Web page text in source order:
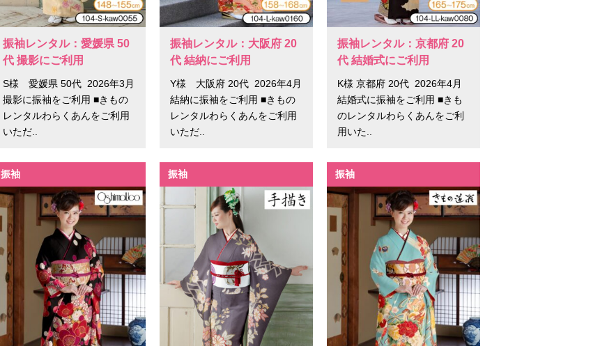
振袖レンタル：愛媛県 50
代 撮影にご利用
S様 愛媛県 50代 2026年3月
撮影に振袖をご利用 ■きもの
レンタルわらくあんをご利用
いただ..
振袖レンタル：大阪府 20
代 結納にご利用
Y様 大阪府 20代 2026年4月
結納に振袖をご利用 ■きもの
レンタルわらくあんをご利用
いただ..
振袖レンタル：京都府 20
代 結婚式にご利用
K様 京都府 20代 2026年4月
結婚式に振袖をご利用 ■きも
のレンタルわらくあんをご利
用いた..
振袖 振袖 振袖